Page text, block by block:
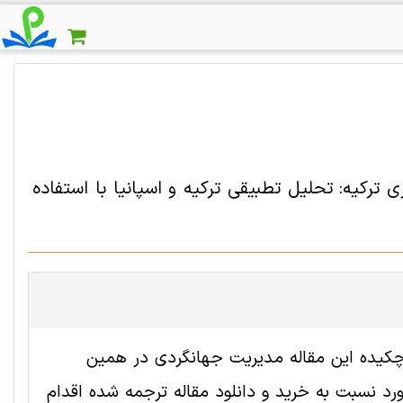
تحلیل تطبیقی ترکیه و اسپانیا با استفاده
رایگان است. ترجمه چکیده این مقاله مدیریت جهانگردی در همین
به خرید و دانلود مقاله ترجمه شده اقدام